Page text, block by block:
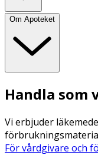
Om Apoteket
Handla som
Vi erbjuder
För vårdgivare och